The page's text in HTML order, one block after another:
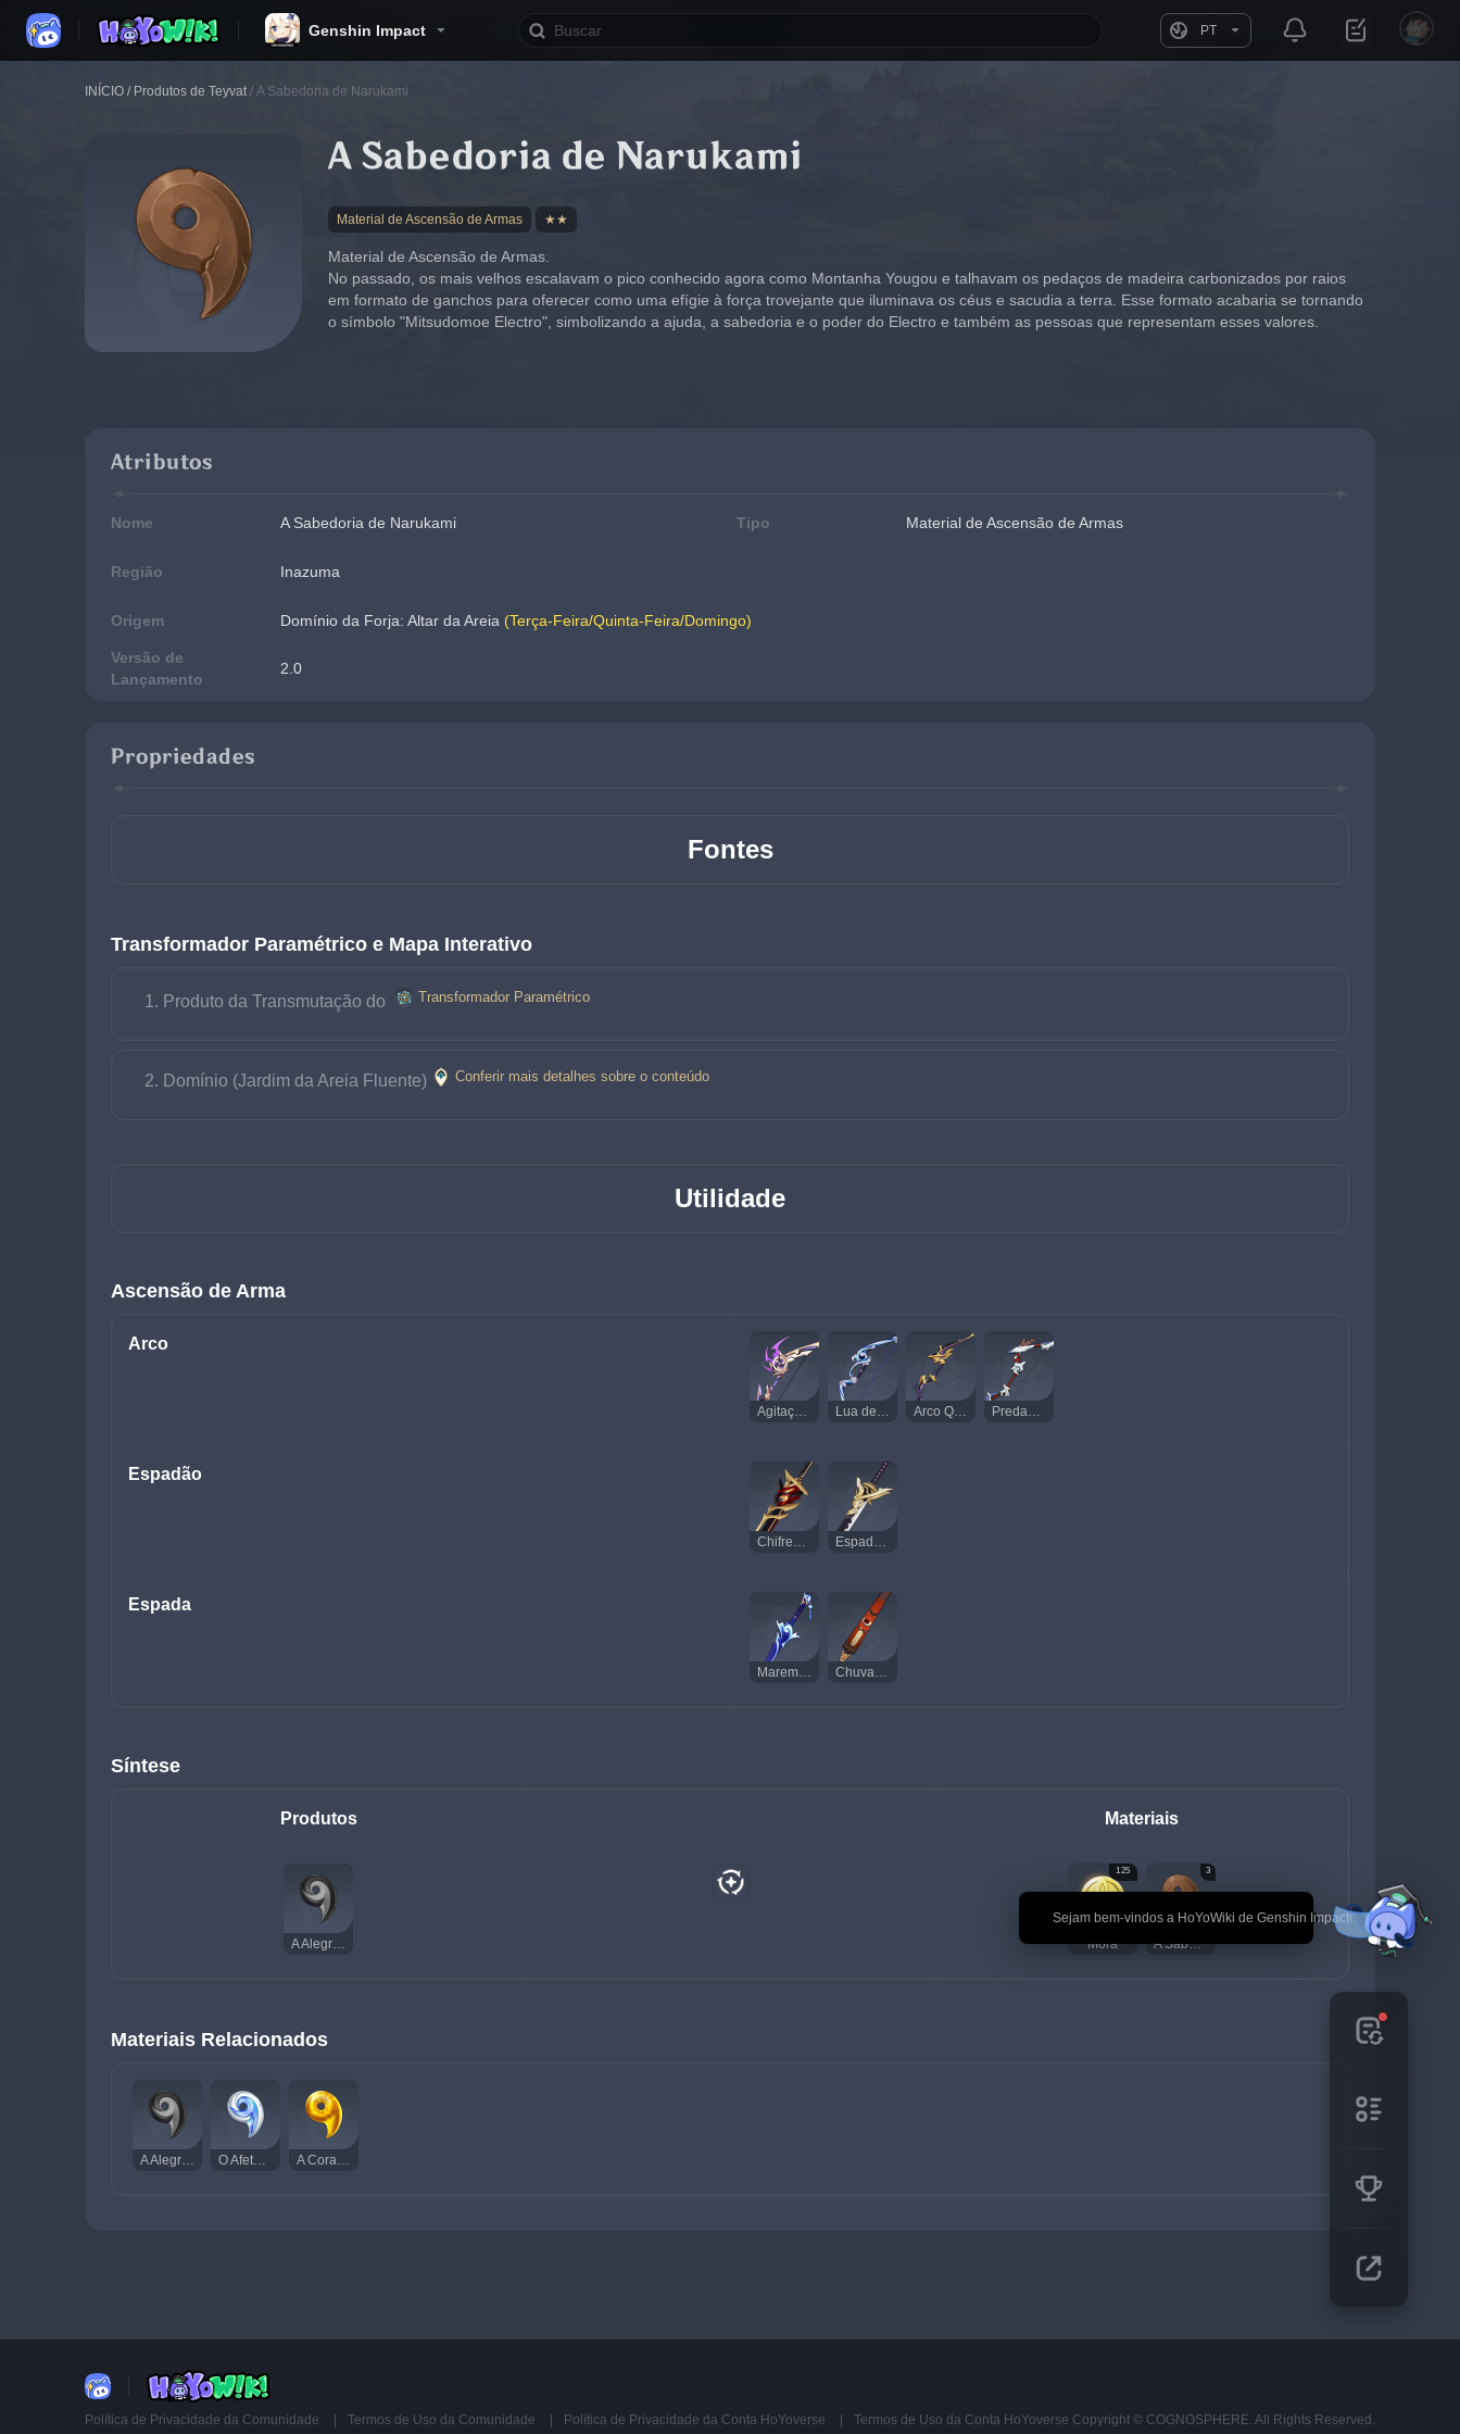
Genshin Impact PT
🎉 Sejam bem-vindos a HoYoWiki de Genshin Impact!
INÍCIO / Produtos de Teyvat / A Sabedoria de Narukami
A Sabedoria de Narukami
Material de Ascensão de Armas ★★
Material de Ascensão de Armas.
No passado, os mais velhos escalavam o pico conhecido agora como Montanha Yougou e talhavam os pedaços de madeira carbonizados por raios
em formato de ganchos para oferecer como uma efígie à força trovejante que iluminava os céus e sacudia a terra. Esse formato acabaria se tornando
o símbolo "Mitsudomoe Electro", simbolizando a ajuda, a sabedoria e o poder do Electro e também as pessoas que representam esses valores.
Atributos
Nome A Sabedoria de Narukami Tipo Material de Ascensão de Armas
Região Inazuma
Origem Domínio da Forja: Altar da Areia (Terça-Feira/Quinta-Feira/Domingo)
Versão de
Lançamento
2.0
Propriedades
Fontes
Transformador Paramétrico e Mapa Interativo
Produto da Transmutação do Transformador Paramétrico
Domínio (Jardim da Areia Fluente) Conferir mais detalhes sobre o conteúdo
Utilidade
Ascensão de Arma
Arco
Agitação Trovejante Lua de Mouun Arco Quebra-Demônios Predador
Espadão
Chifres Vermelhos Destruidores de Pedras Espada Grande de Katsuragi
Espada
Maremoto da Lua de Futsu Chuva Floral
Síntese
Produtos Materiais
A Alegria de Narukami
125
Mora
3
A Sabedoria de Narukami
Materiais Relacionados
A Alegria de Narukami O Afeto de Narukami A Coragem de Narukami
Política de Privacidade da Comunidade Termos de Uso da Comunidade Política de Privacidade da Conta HoYoverse Termos de Uso da Conta HoYoverse Copyright © COGNOSPHERE. All Rights Reserved.